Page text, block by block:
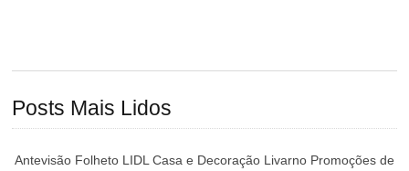
Posts Mais Lidos
Antevisão Folheto LIDL Casa e Decoração Livarno Promoções de